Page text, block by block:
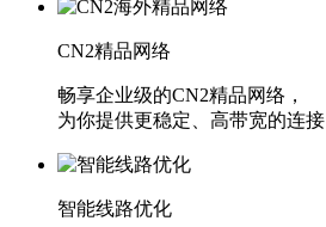
CN2精品网络
畅享企业级的CN2精品网络，
为你提供更稳定、高带宽的连接
智能线路优化